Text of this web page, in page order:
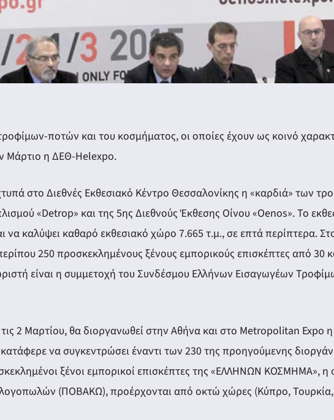
ποτών και του κοσμήματος, οι οποίες έχουν ως κοινό
Μάρτιο η ΔΕΘ-Helexpo.
στο Διεθνές Εκθεσιακό Κέντρο Θεσσαλονίκης η «καρδιά» των
«Detrop» και της 5ης Διεθνούς Έκθεσης Οίνου «Oenos». Το
να καλύψει καθαρό εκθεσιακό χώρο 7.665 τ.μ., σε επτά περίπτερα.
250 προσκεκλημένους ξένους εμπορικούς επισκέπτες από 30
είναι η συμμετοχή του Συνδέσμου Ελλήνων Εισαγωγέων
2 Μαρτίου, θα διοργανωθεί στην Αθήνα και στο Metropolitan
να συγκεντρώσει έναντι των 230 της προηγούμενης
ξένοι εμπορικοί επισκέπτες της «ΕΛΛΗΝΩΝ ΚΟΣΜΗΜΑ», η
(ΠΟΒΑΚΩ), προέρχονται από οκτώ χώρες (Κύπρο, Τουρκία,